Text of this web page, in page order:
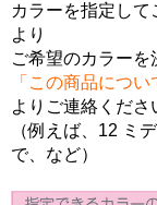
カラーを指定し
より
ご希望のカラー
「この商品につい
よりご連絡くださ
（例えば、12 ミ
で、など）